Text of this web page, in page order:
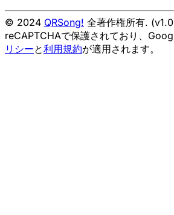
© 2024 QRSong! 全著作権所有.
reCAPTCHAで保護されており、
リシーと利用規約が適用されます。